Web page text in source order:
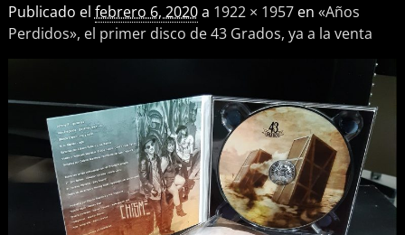
Publicado el febrero 6, 2020a 1922 × 1957en «Años
Perdidos», el primer disco de 43 Grados, ya a la venta